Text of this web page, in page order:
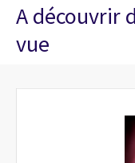
A découvrir
vue